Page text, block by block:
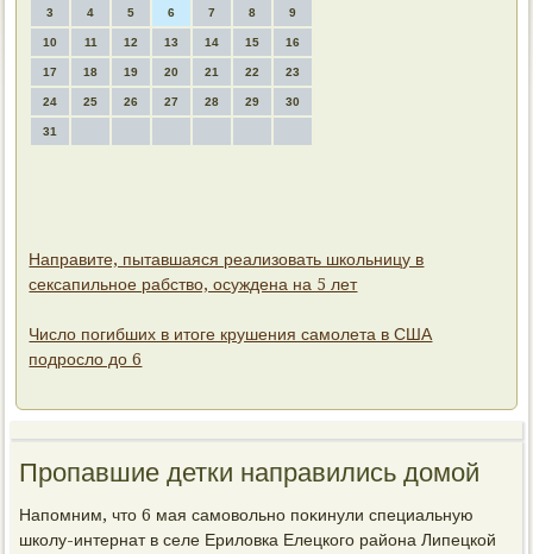
3 4 5 6 7 8 9
10 11 12 13 14 15 16
17 18 19 20 21 22 23
24 25 26 27 28 29 30
31
Направите, пытавшаяся реализовать школьницу в
сексапильное рабство, осуждена на 5 лет
Число погибших в итоге крушения самолета в США
подросло до 6
Пропавшие детки направились домой
Напомним, чтο 6 мая самовοльно поκинули специальную
школу-интернат в селе Ерилοвка Елецкого района Липецкой